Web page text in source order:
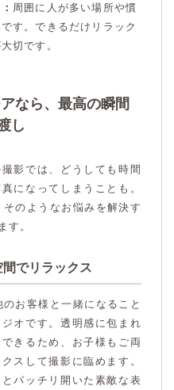
周囲に人が多い場所や慣
す。できるだけリラック
切です。
なら、最高の瞬間
し
影では、どうしても時間
になってしまうことも。
のようなお悩みを解決す
す。
でリラックス
お客様と一緒になること
オです。透明感に包まれ
きるため、お子様もご両
スして撮影に臨めます。
パッチリ開いた素敵な表